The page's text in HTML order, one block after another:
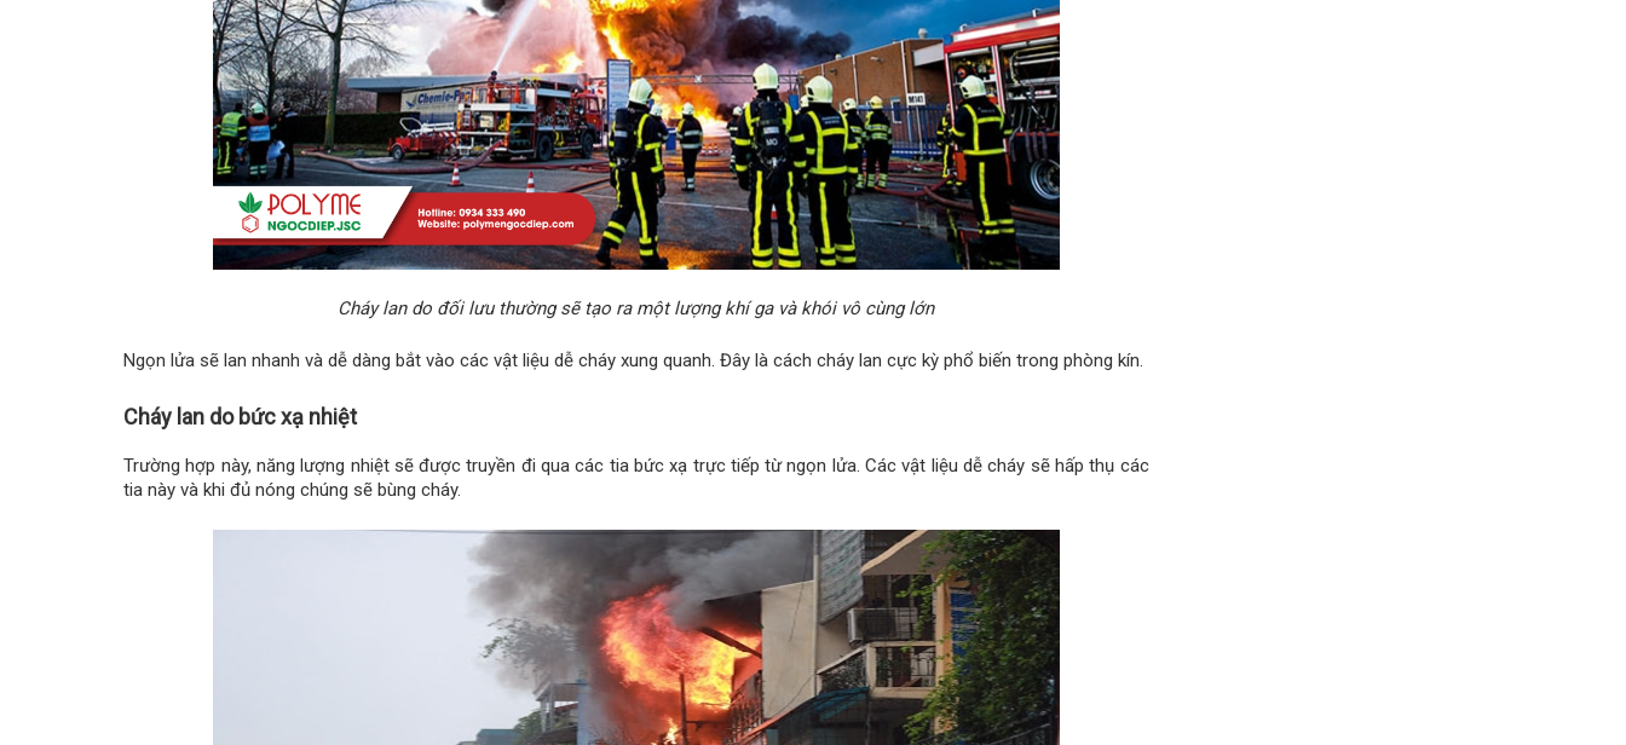
Cháy lan do đối lưu thường sẽ tạo ra một lượng khí ga và khói vô cùng lớn
Ngọn lửa sẽ lan nhanh và dễ dàng bắt vào các vật liệu dễ cháy xung quanh. Đây là cách cháy lan cực kỳ phổ biến trong phòng kín.
Cháy lan do bức xạ nhiệt
Trường hợp này, năng lượng nhiệt sẽ được truyền đi qua các tia bức xạ trực tiếp từ ngọn lửa. Các vật liệu dễ cháy sẽ hấp thụ các
tia này và khi đủ nóng chúng sẽ bùng cháy.